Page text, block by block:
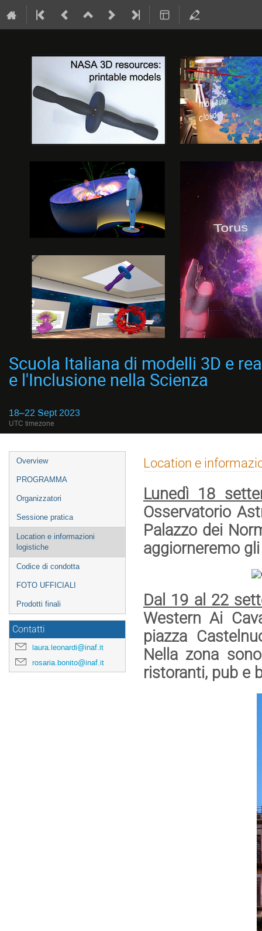
Scuola Italiana di modelli 3D e
e l'Inclusione nella Scienza
18–22 Sept 2023
UTC timezone
Event
menu
Overview
PROGRAMMA
Organizzatori
Sessione pratica
Location e informazioni
logistiche
Codice di condotta
FOTO UFFICIALI
Prodotti finali
Contatti
laura.leonardi@inaf.it
rosaria.bonito@inaf.it
Location e
Lunedì 18
Osservatorio
Palazzo dei
aggiorneremo
Dal 19 al 22
Western Ai
piazza
Nella zona
ristoranti, pub e